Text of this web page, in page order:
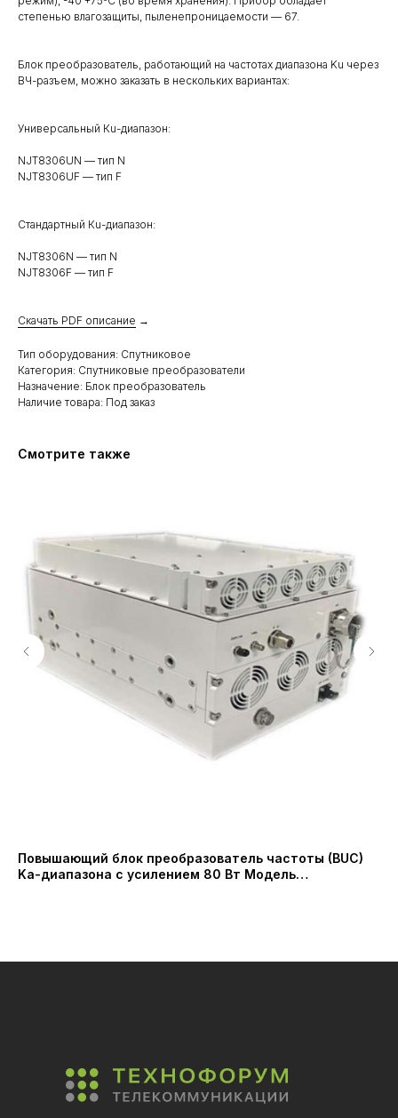
степенью влагозащиты, пыленепроницаемости — 67.
Блок преобразователь, работающий на частотах диапазона Ku через
ВЧ-разъем, можно заказать в нескольких вариантах:
Универсальный Кu-диапазон:
NJT8306UN — тип N
NJT8306UF — тип F
Стандартный Кu-диапазон:
NJT8306N — тип N
NJT8306F — тип F
Скачать PDF описание →
Тип оборудования: Спутниковое
Категория: Спутниковые преобразователи
Назначение: Блок преобразователь
Наличие товара: Под заказ
Смотрите также
Повышающий блок преобразователь частоты (BUC)
Ka-диапазона с усилением 80 Вт Модель